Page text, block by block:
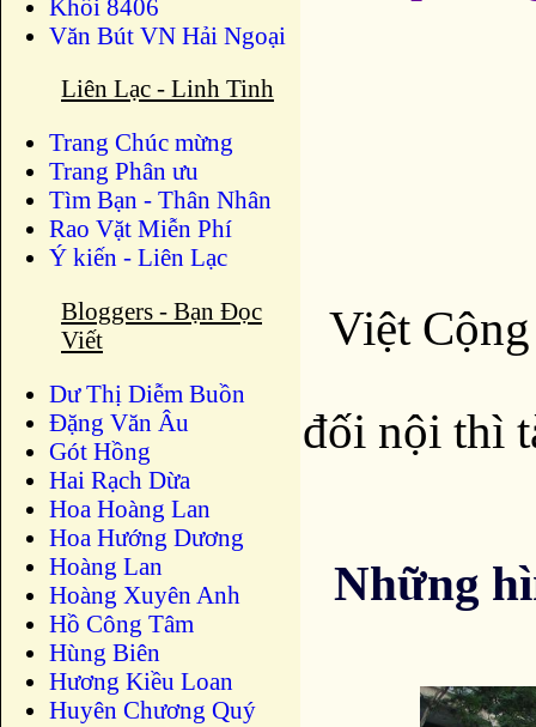
Khối 8406
Văn Bút VN Hải Ngoại
Liên Lạc - Linh Tinh
Trang Chúc mừng
Trang Phân ưu
Tìm Bạn - Thân Nhân
Rao Vặt Miễn Phí
Ý kiến - Liên Lạc
Bloggers - Bạn Đọc
Viết
Dư Thị Diễm Buồn
Ðặng Văn Âu
Gót Hồng
Hai Rạch Dừa
Hoa Hoàng Lan
Hoa Hướng Dương
Hoàng Lan
Hoàng Xuyên Anh
Hồ Công Tâm
Hùng Biên
Hương Kiều Loan
Huyên Chương Quý
Việt
đối nội thì
Những